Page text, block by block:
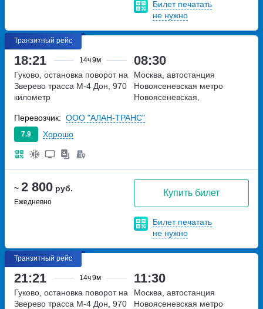
Билет печатать
не нужно
Транзитный рейс
18:21 14ч9м 08:30
~ 2 800 руб.
Ежедневно
Купить билет
Билет печатать
не нужно
Гуково, остановка поворот на
Зверево трасса М-4 Дон, 970
километр
Москва, автостанция
Новоясеневская метро
Новоясеневская,
владение 4
7.9 Хорошо
Перевозчик: ООО "АЛАН-ТРАНС"
Транзитный рейс
21:21 14ч9м 11:30
Гуково, остановка поворот на
Зверево трасса М-4 Дон, 970
Москва, автостанция
Новоясеневская метро